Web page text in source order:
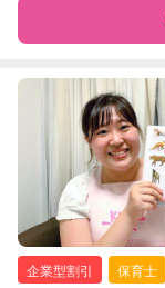
障がい児対応
レッスン
定期予約
お子様の撮影
（定期特典）
特徴 料金
サポートの特徴
資格
企業型割引 保育士